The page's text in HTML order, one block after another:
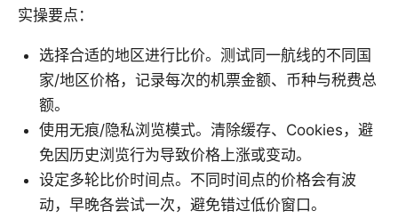
实操要点：
选择合适的地区进行比价。测试同一航线的不同国
家/地区价格，记录每次的机票金额、币种与税费总
额。
使用无痕/隐私浏览模式。清除缓存、Cookies，避
免因历史浏览行为导致价格上涨或变动。
设定多轮比价时间点。不同时间点的价格会有波
动，早晚各尝试一次，避免错过低价窗口。